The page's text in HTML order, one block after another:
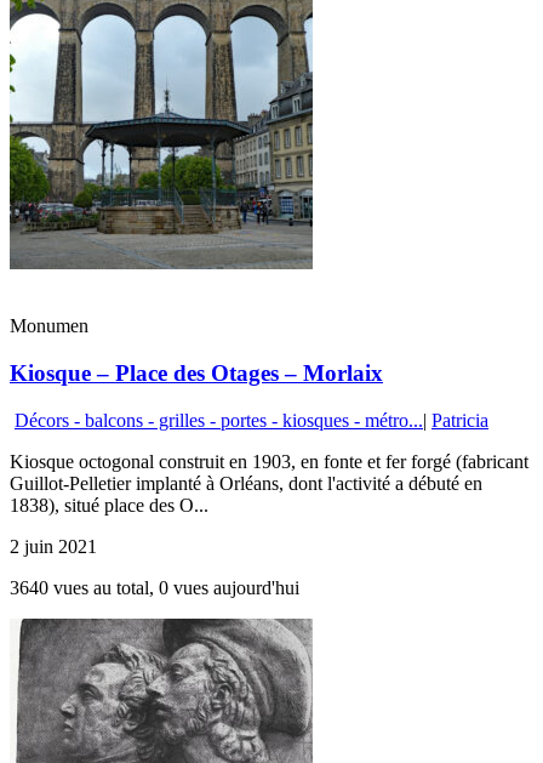
Monumen
Kiosque – Place des Otages – Morlaix
Décors - balcons - grilles - portes - kiosques - métro...| Patricia
Kiosque octogonal construit en 1903, en fonte et fer forgé (fabricant
Guillot-Pelletier implanté à Orléans, dont l'activité a débuté en
1838), situé place des O...
2 juin 2021
3640 vues au total, 0 vues aujourd'hui